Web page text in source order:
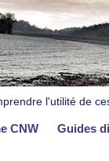
l'utilité de
CNW Guides